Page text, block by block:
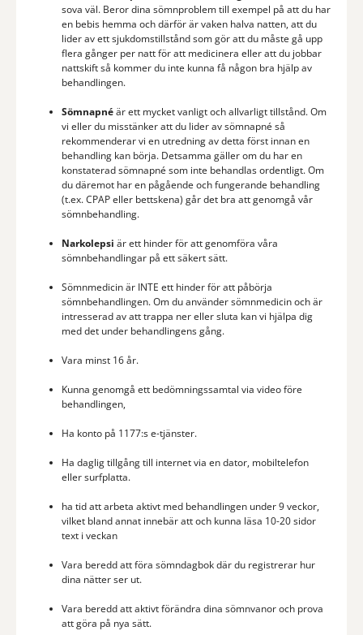
sova väl. Beror dina sömnproblem till exempel på att du har
en bebis hemma och därför är vaken halva natten, att du
lider av ett sjukdomstillstånd som gör att du måste gå upp
flera gånger per natt för att medicinera eller att du jobbar
nattskift så kommer du inte kunna få någon bra hjälp av
behandlingen.
Sömnapnéär ett mycket vanligt och allvarligt tillstånd. Om
vi eller du misstänker att du lider av sömnapné så
rekommenderar vi en utredning av detta först innan en
behandling kan börja. Detsamma gäller om du har en
konstaterad sömnapné som inte behandlas ordentligt. Om
du däremot har en pågående och fungerande behandling
(t.ex. CPAP eller bettskena) går det bra att genomgå vår
sömnbehandling.
Narkolepsi är ett hinder för att genomföra våra
sömnbehandlingar på ett säkert sätt.
Sömnmedicin är INTE ett hinder för att påbörja
sömnbehandlingen. Om du använder sömnmedicin och är
intresserad av att trappa ner eller sluta kan vi hjälpa dig
med det under behandlingens gång.
Vara minst 16 år.
Kunna genomgå ett bedömningssamtal via video före
behandlingen,
Ha konto på 1177:s e-tjänster.
Ha daglig tillgång till internet via en dator, mobiltelefon
eller surfplatta.
ha tid att arbeta aktivt med behandlingen under 9 veckor,
vilket bland annat innebär att och kunna läsa 10-20 sidor
text i veckan
Vara beredd att föra sömndagbok där du registrerar hur
dina nätter ser ut.
Vara beredd att aktivt förändra dina sömnvanor och prova
att göra på nya sätt.